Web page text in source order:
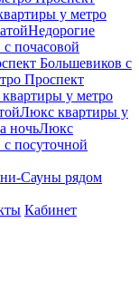
у метро
Недорогие
почасовой
Большевиков с
Проспект
у метро
Люкс квартиры у
ночьЛюкс
посуточной
Сауны рядом
Кабинет